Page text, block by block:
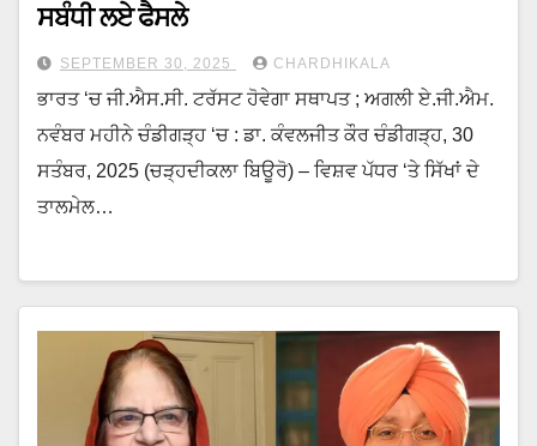
ਸਬੰਧੀ ਲਏ ਫੈਸਲੇ
SEPTEMBER 30, 2025 CHARDHIKALA
ਭਾਰਤ ‘ਚ ਜੀ.ਐਸ.ਸੀ. ਟਰੱਸਟ ਹੋਵੇਗਾ ਸਥਾਪਤ ; ਅਗਲੀ ਏ.ਜੀ.ਐਮ.
ਨਵੰਬਰ ਮਹੀਨੇ ਚੰਡੀਗੜ੍ਹ ‘ਚ : ਡਾ. ਕੰਵਲਜੀਤ ਕੌਰ ਚੰਡੀਗੜ੍ਹ, 30
ਸਤੰਬਰ, 2025 (ਚੜ੍ਹਦੀਕਲਾ ਬਿਊਰੋ) – ਵਿਸ਼ਵ ਪੱਧਰ ‘ਤੇ ਸਿੱਖਾਂ ਦੇ
ਤਾਲਮੇਲ…